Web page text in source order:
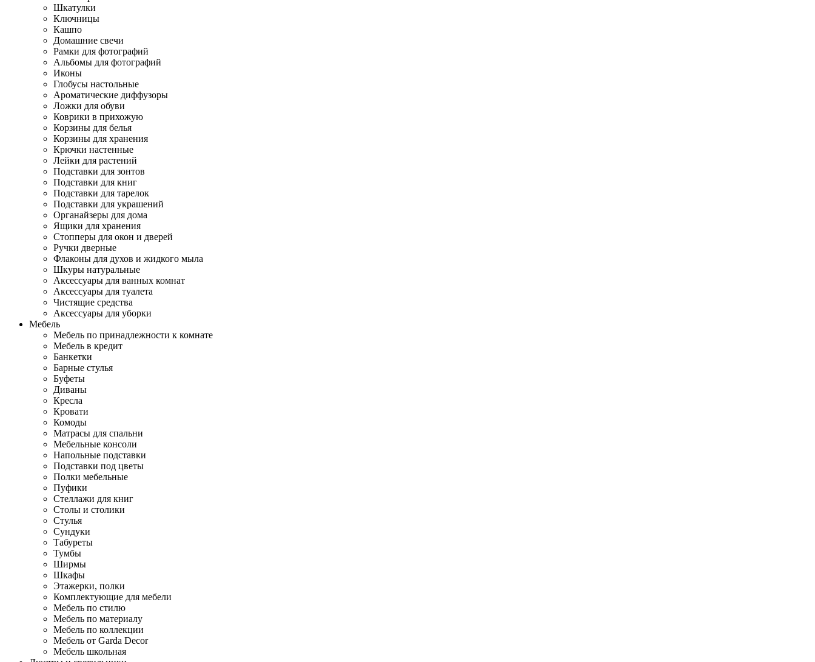
Шкатулки
Ключницы
Кашпо
Домашние свечи
Рамки для фотографий
Альбомы для фотографий
Иконы
Глобусы настольные
Ароматические диффузоры
Ложки для обуви
Коврики в прихожую
Корзины для белья
Корзины для хранения
Крючки настенные
Лейки для растений
Подставки для зонтов
Подставки для книг
Подставки для тарелок
Подставки для украшений
Органайзеры для дома
Ящики для хранения
Стопперы для окон и дверей
Ручки дверные
Флаконы для духов и жидкого мыла
Шкуры натуральные
Аксессуары для ванных комнат
Аксессуары для туалета
Чистящие средства
Аксессуары для уборки
Мебель
Мебель по принадлежности к комнате
Мебель в кредит
Банкетки
Барные стулья
Буфеты
Диваны
Кресла
Кровати
Комоды
Матрасы для спальни
Мебельные консоли
Напольные подставки
Подставки под цветы
Полки мебельные
Пуфики
Стеллажи для книг
Столы и столики
Стулья
Сундуки
Табуреты
Тумбы
Ширмы
Шкафы
Этажерки, полки
Комплектующие для мебели
Мебель по стилю
Мебель по материалу
Мебель по коллекции
Мебель от Garda Decor
Мебель школьная